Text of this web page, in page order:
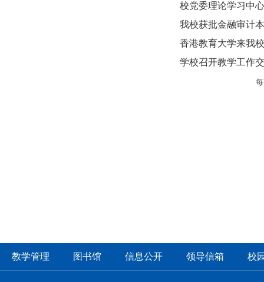
校党委理论学习中
我校获批金融审计
香港教育大学来我
学校召开教学工作
教学管理 图书馆 信息公开 领导信箱 校